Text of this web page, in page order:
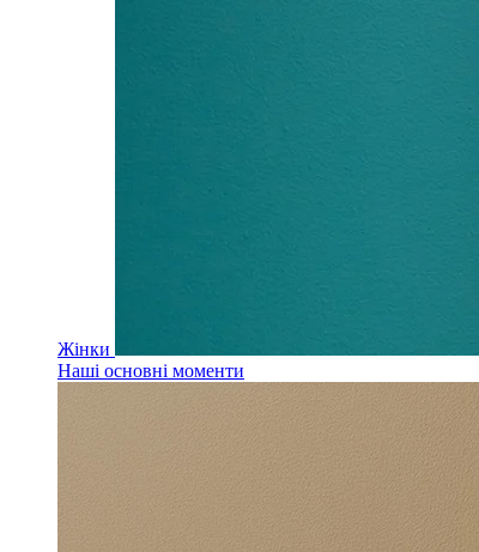
Жінки
Наші основні моменти